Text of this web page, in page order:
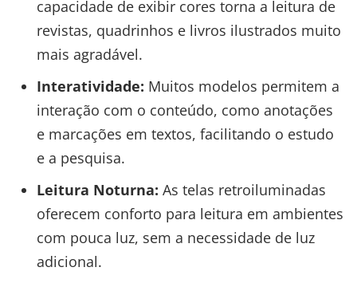
capacidade de exibir cores torna a leitura de
revistas, quadrinhos e livros ilustrados muito
mais agradável.
Interatividade: Muitos modelos permitem a
interação com o conteúdo, como anotações
e marcações em textos, facilitando o estudo
e a pesquisa.
Leitura Noturna: As telas retroiluminadas
oferecem conforto para leitura em ambientes
com pouca luz, sem a necessidade de luz
adicional.